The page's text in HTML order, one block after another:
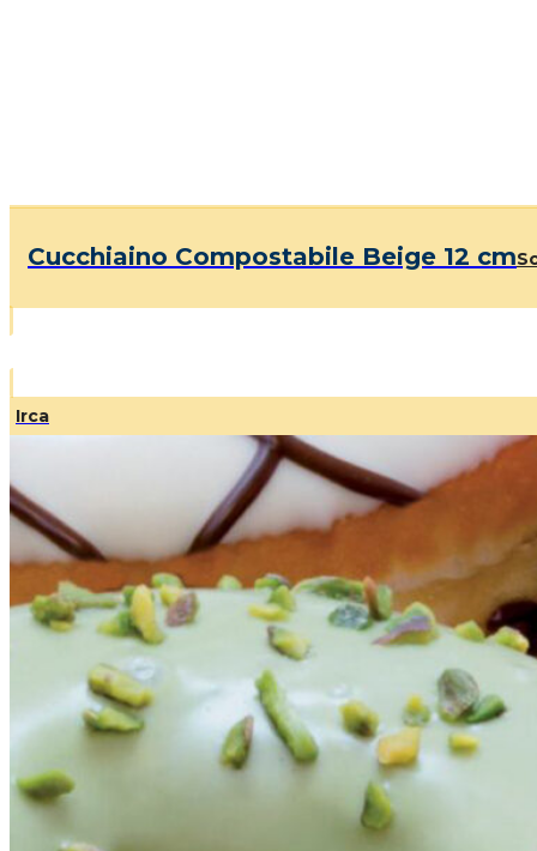
Cucchiaino Compostabile Beige 12 cm
Irca